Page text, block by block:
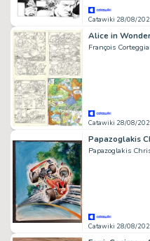
Catawiki 28/08/
François
Catawiki 28/08/
Papazoglakis
Catawiki 28/08/